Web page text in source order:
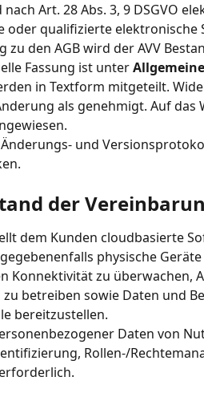
nach Art. 28 Abs. 3, 9 DSGVO
oder qualifizierte
zu den AGB wird der AVV
Fassung ist unter
in Textform mitgeteilt.
als genehmigt. Auf
und
der
dem Kunden cloudbasierte
physische
Konnektivität zu überwachen,
betreiben sowie Daten und
bereitzustellen.
Daten von
Rollen-/